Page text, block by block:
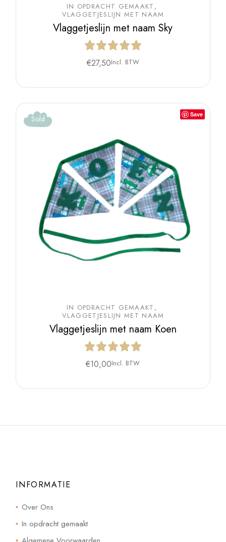
IN OPDRACHT GEMAAKT
VLAGGETJESLIJN MET NAAM
Vlaggetjeslijn met naam Sky
€27,50Incl. BTW
Save
Sold
IN OPDRACHT GEMAAKT
VLAGGETJESLIJN MET NAAM
Vlaggetjeslijn met naam Koen
€10,00Incl. BTW
INFORMATIE
Over Ons
In opdracht gemaakt